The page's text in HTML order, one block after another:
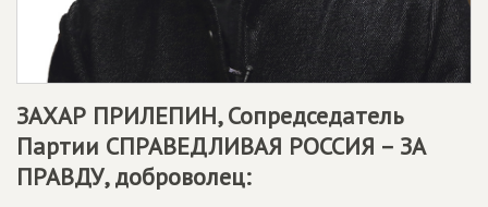
ЗАХАР ПРИЛЕПИН, Сопредседатель
Партии СПРАВЕДЛИВАЯ РОССИЯ – ЗА
ПРАВДУ, доброволец: